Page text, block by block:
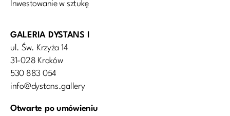
Inwestowanie w sztukę
GALERIA DYSTANS I
ul. Św. Krzyża 14
31-028 Kraków
530 883 054
info@dystans.gallery
Otwarte po umówieniu